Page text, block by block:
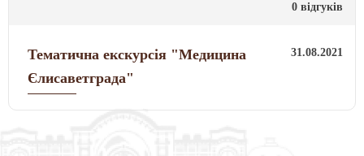
0 відгуків
Тематична екскурсія "Медицина
Єлисаветграда"
31.08.2021